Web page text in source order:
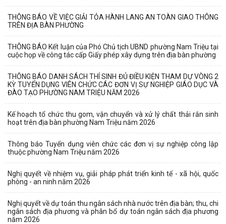
THÔNG BÁO VỀ VIỆC GIẢI TỎA HÀNH LANG AN TOÀN GIAO THÔNG
TRÊN ĐỊA BÀN PHƯỜNG
THÔNG BÁO Kết luận của Phó Chủ tịch UBND phường Nam Triệu tại
cuộc họp về công tác cấp Giấy phép xây dựng trên địa bàn phường
THÔNG BÁO DANH SÁCH THÍ SINH ĐỦ ĐIỀU KIỆN THAM DỰ VÒNG 2
KỲ TUYỂN DỤNG VIÊN CHỨC CÁC ĐƠN VỊ SỰ NGHIỆP GIÁO DỤC VÀ
ĐÀO TẠO PHƯỜNG NAM TRIỆU NĂM 2026
Kế hoạch tổ chức thu gom, vận chuyển và xử lý chất thải rắn sinh
hoạt trên địa bàn phường Nam Triệu năm 2026
Thông báo Tuyển dụng viên chức các đơn vị sự nghiệp công lập
thuộc phường Nam Triệu năm 2026
Nghị quyết về nhiệm vụ, giải pháp phát triển kinh tế - xã hội, quốc
phòng - an ninh năm 2026
Nghị quyết về dự toán thu ngân sách nhà nước trên địa bàn; thu, chi
ngân sách địa phương và phân bổ dự toán ngân sách địa phương
năm 2026